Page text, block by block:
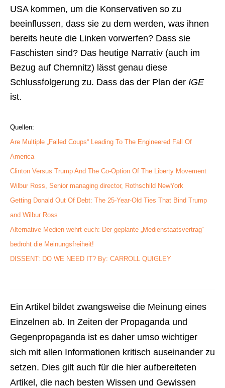
USA kommen, um die Konservativen so zu
beeinflussen, dass sie zu dem werden, was ihnen
bereits heute die Linken vorwerfen? Dass sie
Faschisten sind? Das heutige Narrativ (auch im
Bezug auf Chemnitz) lässt genau diese
Schlussfolgerung zu. Dass das der Plan der IGE
ist.
Quellen:
Are Multiple „Failed Coups“ Leading To The Engineered Fall Of
America
Clinton Versus Trump And The Co-Option Of The Liberty Movement
Wilbur Ross, Senior managing director, Rothschild NewYork
Getting Donald Out Of Debt: The 25-Year-Old Ties That Bind Trump
and Wilbur Ross
Alternative Medien wehrt euch: Der geplante „Medienstaatsvertrag“
bedroht die Meinungsfreiheit!
DISSENT: DO WE NEED IT? By: CARROLL QUIGLEY
Ein Artikel bildet zwangsweise die Meinung eines
Einzelnen ab. In Zeiten der Propaganda und
Gegenpropaganda ist es daher umso wichtiger
sich mit allen Informationen kritisch auseinander zu
setzen. Dies gilt auch für die hier aufbereiteten
Artikel, die nach besten Wissen und Gewissen